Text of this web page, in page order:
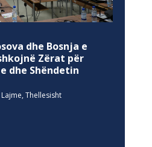
dhe Bosnja e
Zërat për
dhe Shëndetin
Lajme, Thellesisht